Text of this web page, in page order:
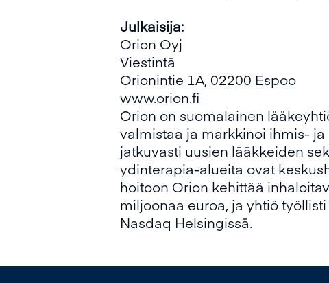
Julkaisija:
Orion Oyj
Viestintä
Orionintie 1A, 02200 Espoo
www.orion.fi
Orion on suomalainen
valmistaa ja markkinoi ihmis-
jatkuvasti uusien lääkkeiden
ydinterapia-alueita ovat
hoitoon Orion kehittää
miljoonaa euroa, ja yhtiö
Nasdaq Helsingissä.